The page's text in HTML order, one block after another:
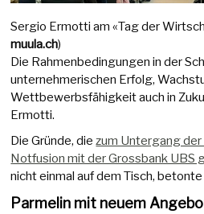
Sergio Ermotti am «Tag der
muula.ch)
Die Rahmenbedingungen in der
unternehmerischen Erfolg,
Wettbewerbsfähigkeit auch in
Ermotti.
Die Gründe, diezum Untergang der
Notfusion mit der Grossbank UBS
nicht einmal auf dem Tisch,
Parmelin mit neuem